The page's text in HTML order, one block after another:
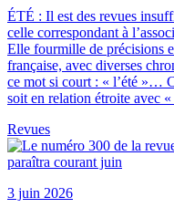
ÉTÉ : Il est des revues
celle correspondant à
Elle fourmille de précisions
française, avec diverses
ce mot si court : « l’été »…
soit en relation étroite avec «
Revues
3 juin 2026